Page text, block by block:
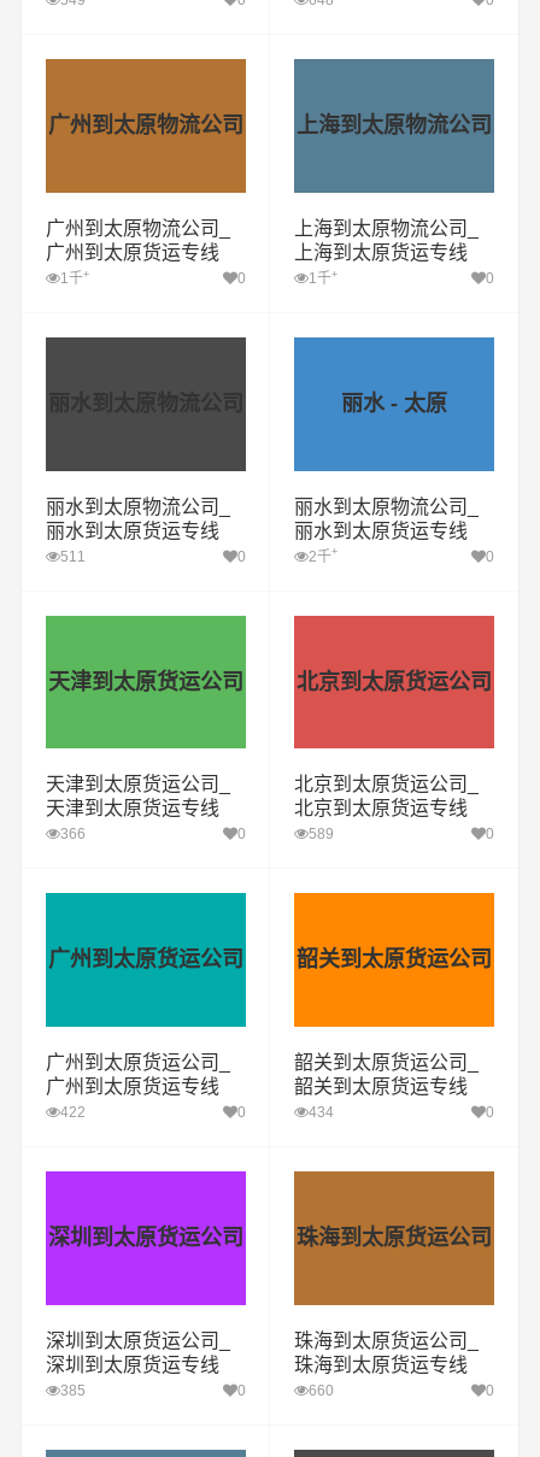
广州到太原物流公司
广州到太原物流公司_
广州到太原货运专线
1千+ 0
上海到太原物流公司
上海到太原物流公司_
上海到太原货运专线
1千+ 0
丽水到太原物流公司
丽水到太原物流公司_
丽水到太原货运专线
511 0
丽水 - 太原
丽水到太原物流公司_
丽水到太原货运专线
2千+ 0
天津到太原货运公司
天津到太原货运公司_
天津到太原货运专线
366 0
北京到太原货运公司
北京到太原货运公司_
北京到太原货运专线
589 0
广州到太原货运公司
广州到太原货运公司_
广州到太原货运专线
422 0
韶关到太原货运公司
韶关到太原货运公司_
韶关到太原货运专线
434 0
深圳到太原货运公司
深圳到太原货运公司_
深圳到太原货运专线
385 0
珠海到太原货运公司
珠海到太原货运公司_
珠海到太原货运专线
660 0